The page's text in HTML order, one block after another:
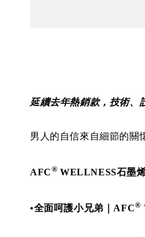
延續去年熱銷款，技術、
男人的自信來自細節的
AFC®WELLNESS石墨
•全面呵護小兄弟｜AFC®